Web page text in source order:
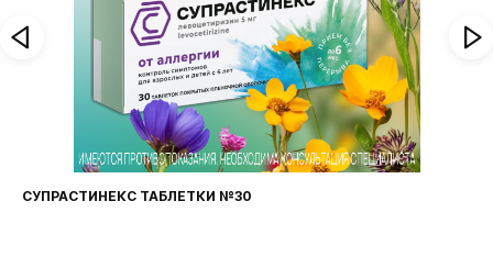
СУПРАСТИНЕКС ТАБЛЕТКИ №30